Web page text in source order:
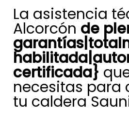
La asistencia
Alcorcón de
certificada}
necesitas para
tu caldera